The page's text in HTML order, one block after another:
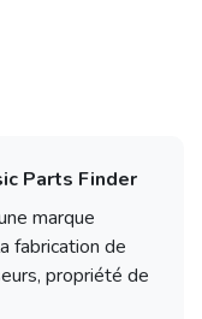
Parts Finder
marque
fabrication de
propriété de